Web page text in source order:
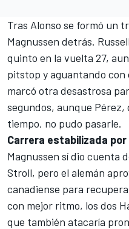
Tras Alonso se formó un
Magnussen detrás.
quinto en la vuelta 27,
pitstop y aguantando con
marcó otra desastrosa
segundos, aunque Pérez,
tiempo, no pudo pasarle.
Carrera estabilizada
Magnussen sí dio cuenta
Stroll, pero el alemán
canadiense para
con mejor ritmo, los dos
que también atacaría